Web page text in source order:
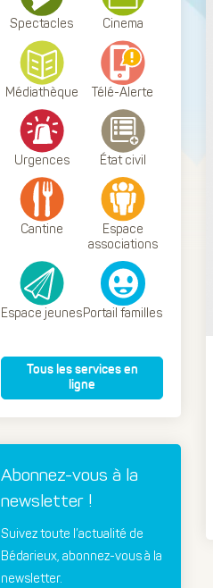
Spectacles Cinema
Médiathèque Télé-Alerte
Urgences État civil
Cantine
Espace
associations
Espace jeunesPortail familles
Tous les services en
ligne
Abonnez-vous à la
newsletter !
Suivez toute l’actualité de
Bédarieux, abonnez-vous à la
newsletter.